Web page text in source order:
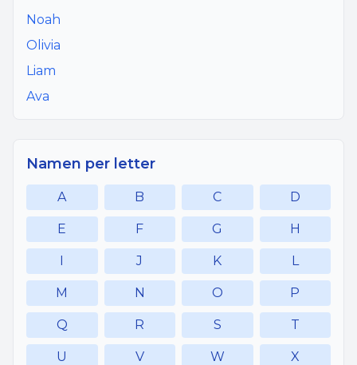
Noah
Olivia
Liam
Ava
Namen per letter
A B C D
E F G H
I J K L
M N O P
Q R S T
U V W X